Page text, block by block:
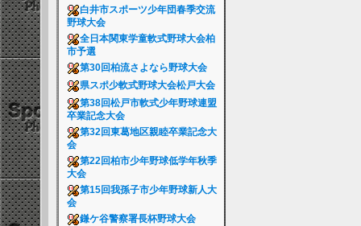
白井市スポーツ少年団春季交流
野球大会
全日本関東学童軟式野球大会柏
市予選
第30回柏流さよなら野球大会
県スポ少軟式野球大会松戸大会
第38回松戸市軟式少年野球連盟
卒業記念大会
第32回東葛地区親睦卒業記念大
会
第22回柏市少年野球低学年秋季
大会
第15回我孫子市少年野球新人大
会
鎌ケ谷警察署長杯野球大会